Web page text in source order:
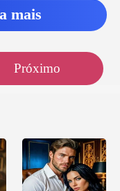
mais
Próximo